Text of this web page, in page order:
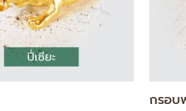
สร้อย